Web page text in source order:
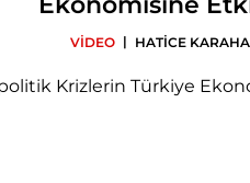
VİDEO | HATİCE